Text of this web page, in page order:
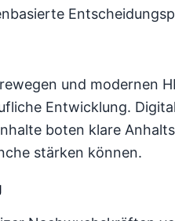
und modernen
Entwicklung.
boten klare
stärken können.